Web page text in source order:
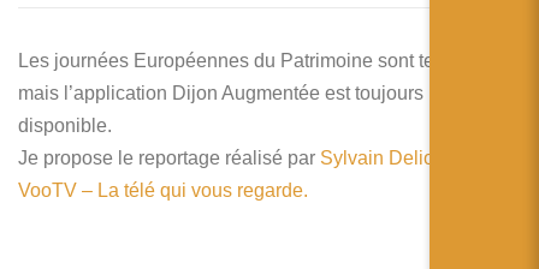
Français
Deutsch
简体中文
Les journées Européennes du Patrimoine sont terminées
mais l’application Dijon Augmentée est toujours
disponible.
Je propose le reportage réalisé par Sylvain Deliot
VooTV – La télé qui vous regarde.